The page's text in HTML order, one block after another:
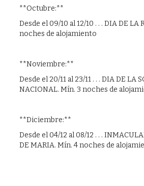
**Octubre:**
Desde el 09/10 al 12/10 . . . DIA DE LA
noches de alojamiento
**Noviembre:**
Desde el 20/11 al 23/11 . . . DIA DE LA
NACIONAL. Mín. 3 noches de
**Diciembre:**
Desde el 04/12 al 08/12 . . .
DE MARIA. Mín. 4 noches de